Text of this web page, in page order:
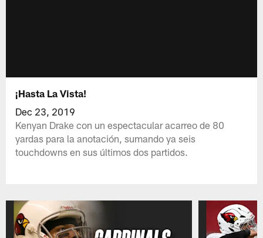
¡Hasta La Vista!
Dec 23, 2019
Kenyan Drake con un espectacular acarreo de 80
yardas para la anotación, sumando ya seis
touchdowns en sus últimos dos partidos.